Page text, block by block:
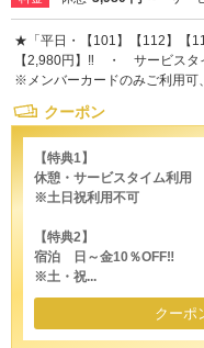
★「平日・【101】【112】【
【2,980円】‼ ・ サービス
※メンバーカードのみご利用可
クーポン
【特典1】
休憩・サービスタイム利用
※土日祝利用不可
【特典2】
宿泊 日～金10％OFF‼
※土・祝...
クーポ